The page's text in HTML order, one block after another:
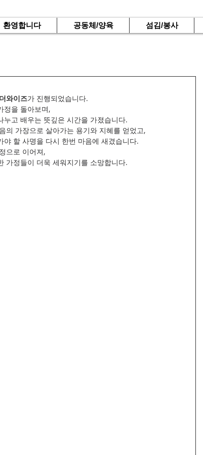
환영합니다 공동체/양육 섬김/봉사
와이즈가 진행되었습니다.
정을 돌아보며,
고 배우는 뜻깊은 시간을 가졌습니다.
의 가장으로 살아가는 용기와 지혜를 얻었고,
할 사명을 다시 한번 마음에 새겼습니다.
으로 이어져,
가정들이 더욱 세워지기를 소망합니다.